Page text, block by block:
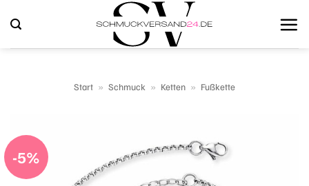
Inhalt
springen
Start » Schmuck » Ketten » Fußkette
-5%